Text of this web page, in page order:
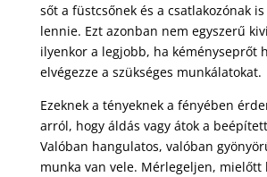
sőt a füstcsőnek és a csatlakozónak
lennie. Ezt azonban nem egyszerű
ilyenkor a legjobb, ha kéményseprőt
elvégezze a szükséges munkálatokat.
Ezeknek a tényeknek a fényében
arról, hogy áldás vagy átok a
Valóban hangulatos, valóban
munka van vele. Mérlegeljen, mielőtt